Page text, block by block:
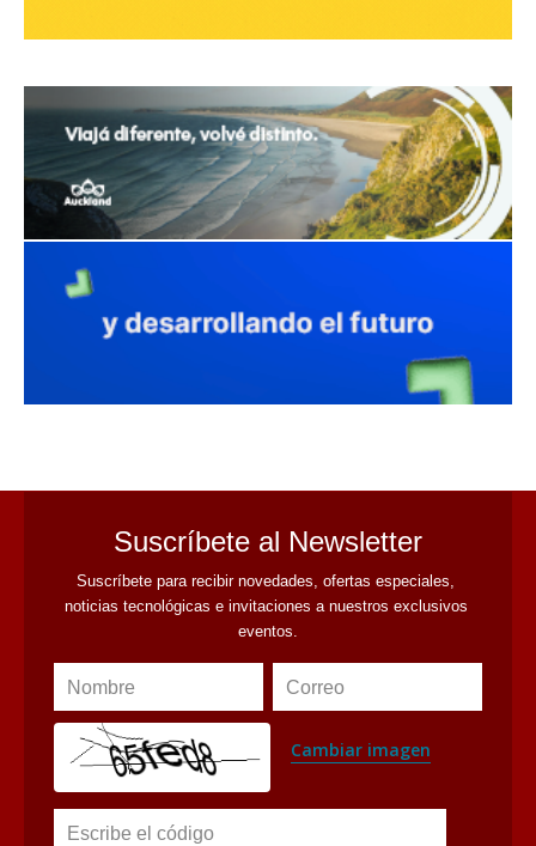
Suscríbete al Newsletter
Suscríbete para recibir novedades, ofertas especiales,
noticias tecnológicas e invitaciones a nuestros exclusivos
eventos.
Nombre Correo
Cambiar imagen
Escribe el código